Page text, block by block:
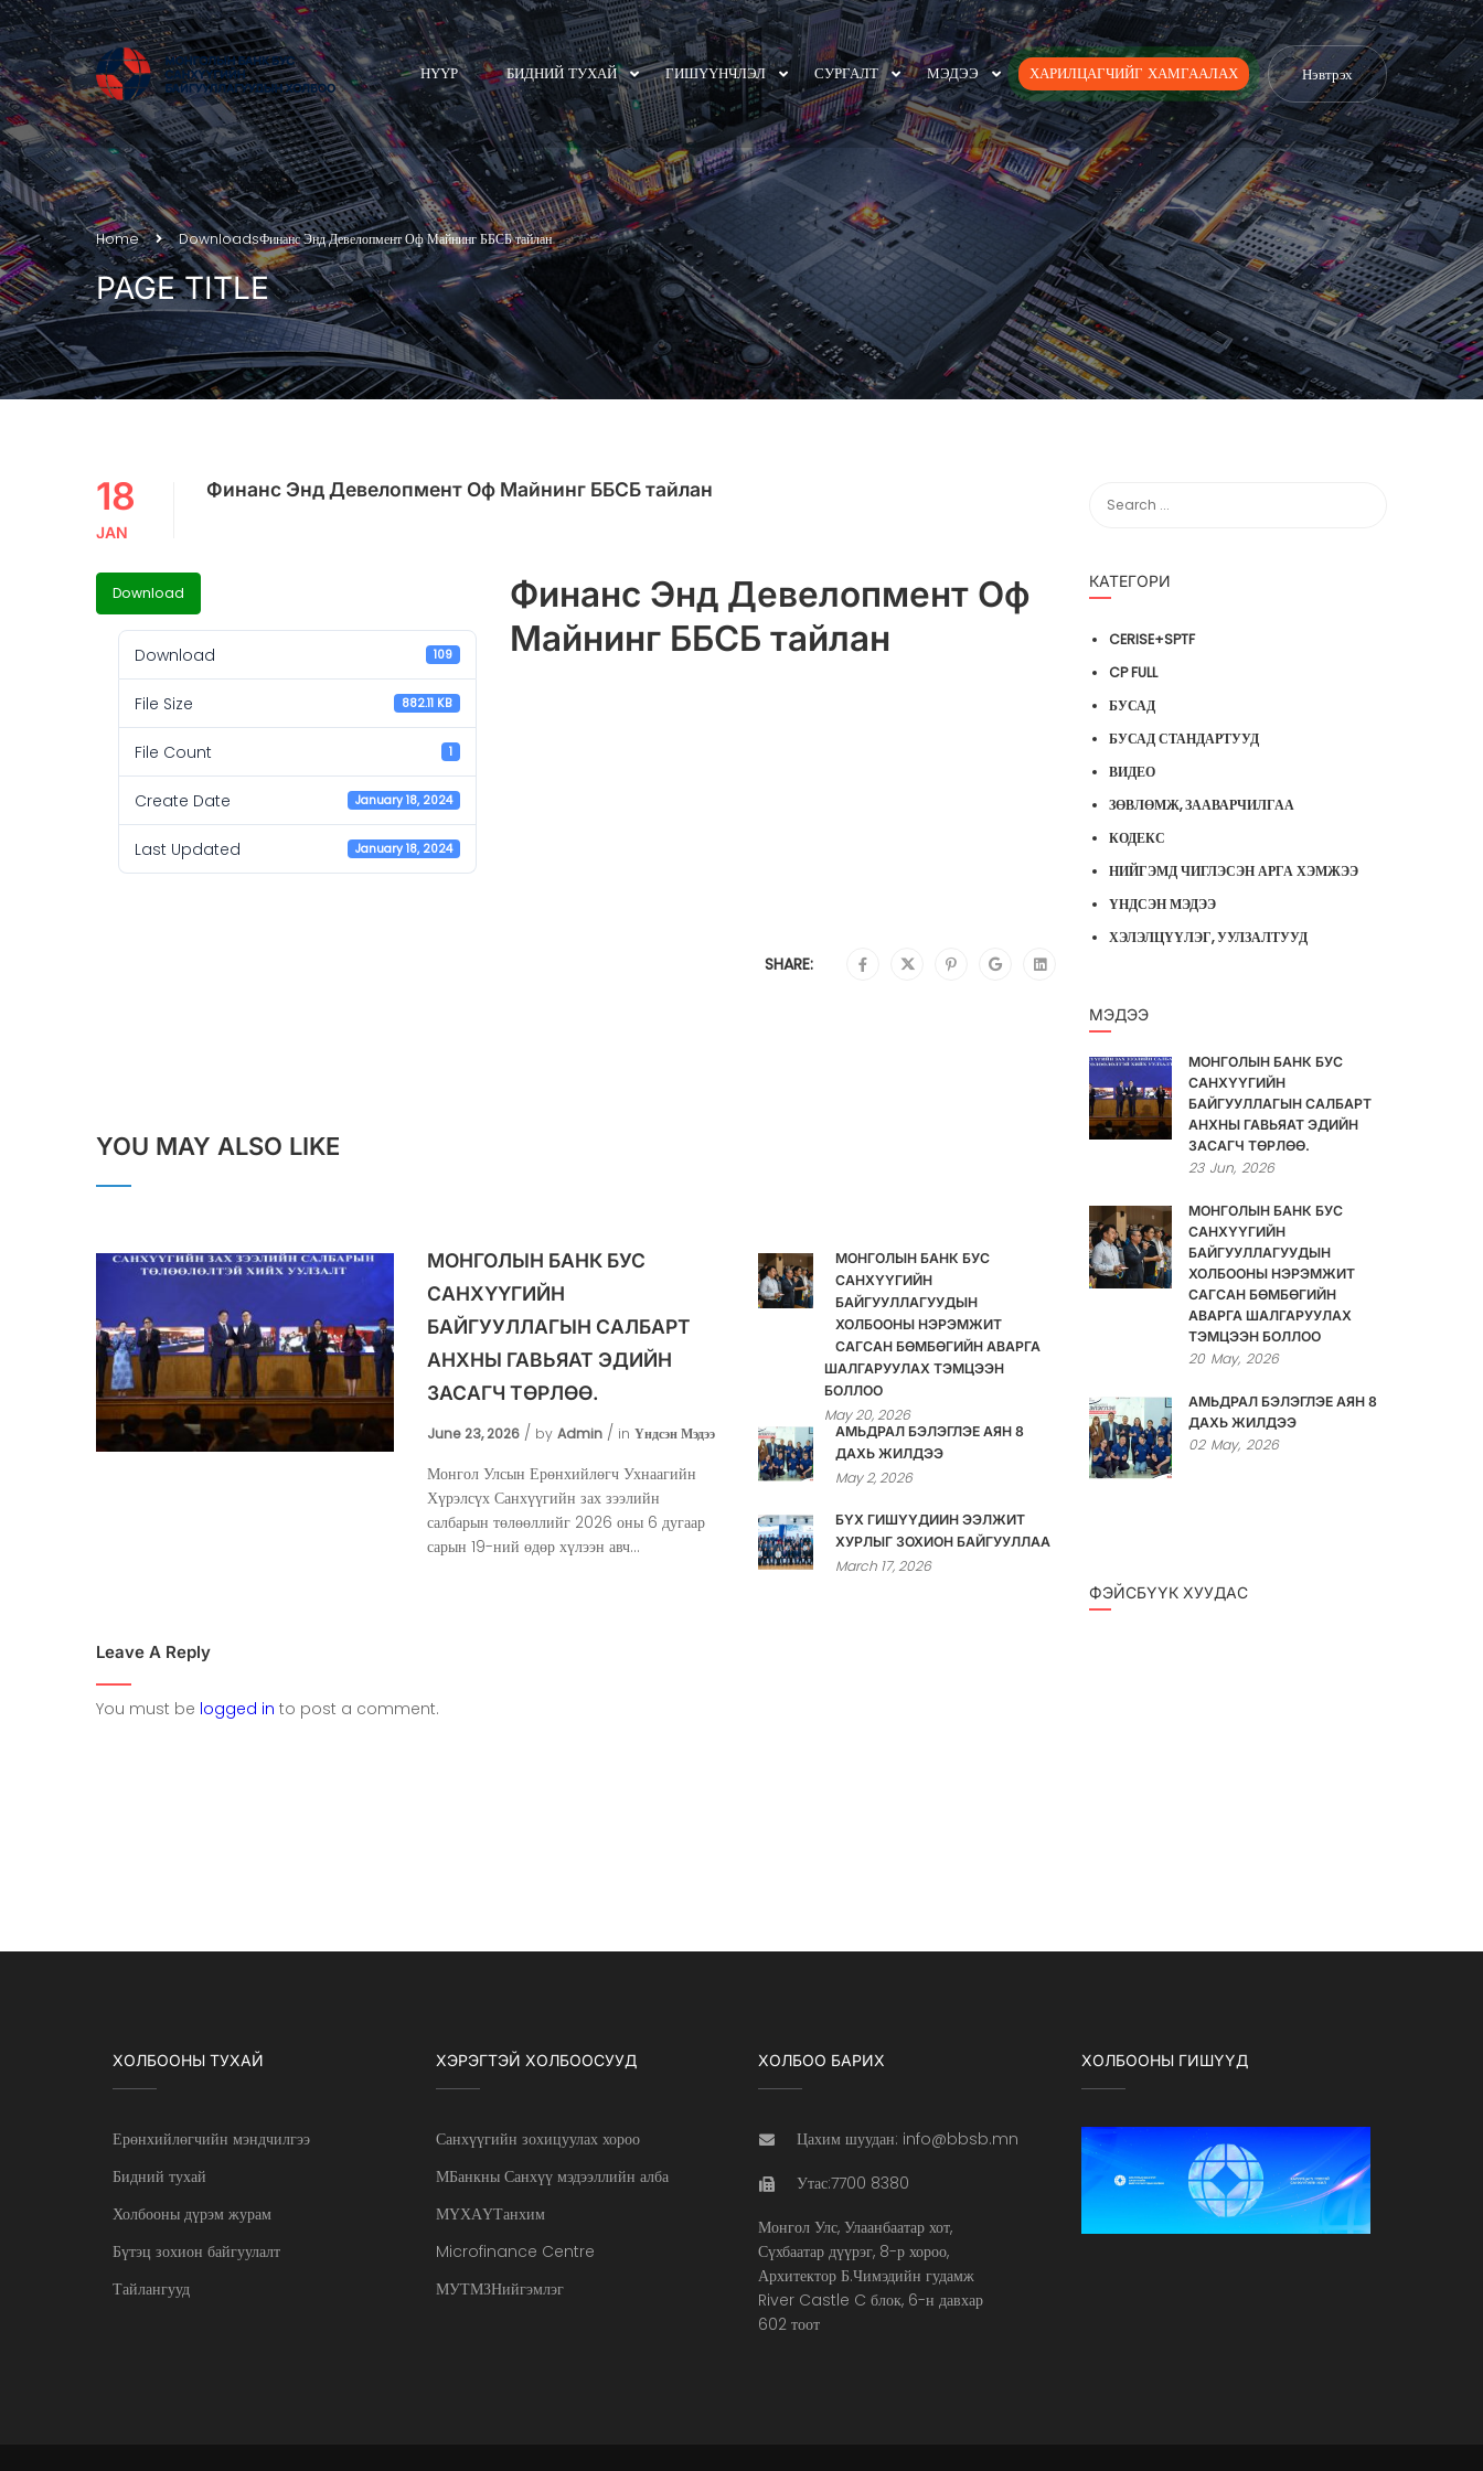
НҮҮР БИДНИЙ ТУХАЙ ГИШҮҮНЧЛЭЛ СУРГАЛТ МЭДЭЭ ХАРИЛЦАГЧИЙГ ХАМГААЛАХ Нэвтрэх
Home DownloadsФинанс Энд Девелопмент Оф Майнинг ББСБ тайлан
PAGE TITLE
18
JAN
Финанс Энд Девелопмент Оф Майнинг ББСБ тайлан
Download
Download 109
File Size 882.11 KB
File Count 1
Create Date January 18, 2024
Last Updated January 18, 2024
Финанс Энд Девелопмент Оф
Майнинг ББСБ тайлан
SHARE:
YOU MAY ALSO LIKE
МОНГОЛЫН БАНК БУС
САНХҮҮГИЙН
БАЙГУУЛЛАГЫН САЛБАРТ
АНХНЫ ГАВЬЯАТ ЭДИЙН
ЗАСАГЧ ТӨРЛӨӨ.
June 23, 2026 by Admin in Үндсэн Мэдээ
Монгол Улсын Ерөнхийлөгч Ухнаагийн
Хүрэлсүх Санхүүгийн зах зээлийн
салбарын төлөөллийг 2026 оны 6 дугаар
сарын 19-ний өдөр хүлээн авч...
МОНГОЛЫН БАНК БУС
САНХҮҮГИЙН
БАЙГУУЛЛАГУУДЫН
ХОЛБООНЫ НЭРЭМЖИТ
САГСАН БӨМБӨГИЙН АВАРГА
ШАЛГАРУУЛАХ ТЭМЦЭЭН
БОЛЛОО
May 20, 2026
АМЬДРАЛ БЭЛЭГЛЭЕ АЯН 8
ДАХЬ ЖИЛДЭЭ
May 2, 2026
БҮХ ГИШҮҮДИЙН ЭЭЛЖИТ
ХУРЛЫГ ЗОХИОН БАЙГУУЛЛАА
March 17, 2026
Leave A Reply
You must be logged in to post a comment.
КАТЕГОРИ
CERISE+SPTF
CP FULL
БУСАД
БУСАД СТАНДАРТУУД
ВИДЕО
ЗӨВЛӨМЖ, ЗААВАРЧИЛГАА
КОДЕКС
НИЙГЭМД ЧИГЛЭСЭН АРГА ХЭМЖЭЭ
ҮНДСЭН МЭДЭЭ
ХЭЛЭЛЦҮҮЛЭГ, УУЛЗАЛТУУД
МЭДЭЭ
МОНГОЛЫН БАНК БУС
САНХҮҮГИЙН
БАЙГУУЛЛАГЫН САЛБАРТ
АНХНЫ ГАВЬЯАТ ЭДИЙН
ЗАСАГЧ ТӨРЛӨӨ.
23 Jun, 2026
МОНГОЛЫН БАНК БУС
САНХҮҮГИЙН
БАЙГУУЛЛАГУУДЫН
ХОЛБООНЫ НЭРЭМЖИТ
САГСАН БӨМБӨГИЙН
АВАРГА ШАЛГАРУУЛАХ
ТЭМЦЭЭН БОЛЛОО
20 May, 2026
АМЬДРАЛ БЭЛЭГЛЭЕ АЯН 8
ДАХЬ ЖИЛДЭЭ
02 May, 2026
ФЭЙСБҮҮК ХУУДАС
ХОЛБООНЫ ТУХАЙ
Ерөнхийлөгчийн мэндчилгээ
Бидний тухай
Холбооны дүрэм журам
Бүтэц зохион байгуулалт
Тайлангууд
ХЭРЭГТЭЙ ХОЛБООСУУД
Санхүүгийн зохицуулах хороо
МБанкны Санхүү мэдээллийн алба
МҮХАҮТанхим
Microfinance Centre
МУТМЗНийгэмлэг
ХОЛБОО БАРИХ
Цахим шуудан: info@bbsb.mn
Утас:7700 8380
Монгол Улс, Улаанбаатар хот,
Сүхбаатар дүүрэг, 8-р хороо,
Архитектор Б.Чимэдийн гудамж
River Castle C блок, 6-н давхар
602 тоот
ХОЛБООНЫ ГИШҮҮД